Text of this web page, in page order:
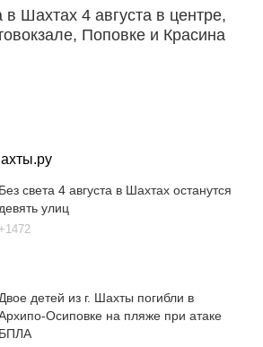
Шахтах 4 августа в центре,
Поповке и Красина
Без света 4 августа в Шахтах останутся
улиц
+1472
детей из г. Шахты погибли в
Осиповке на пляже при атаке
БПЛА